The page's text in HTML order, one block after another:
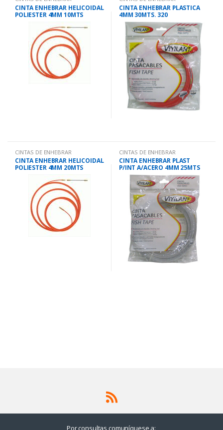
CINTA ENHEBRAR HELICOIDAL
POLIESTER 4MM 10MTS
CINTA ENHEBRAR PLASTICA
4MM 30MTS. 320
CINTAS DE ENHEBRAR
CINTA ENHEBRAR HELICOIDAL
POLIESTER 4MM 20MTS
CINTAS DE ENHEBRAR
CINTA ENHEBRAR PLAST
P/INT A/ACERO 4MM 25MTS
2331
Por consultas comuníquese a: